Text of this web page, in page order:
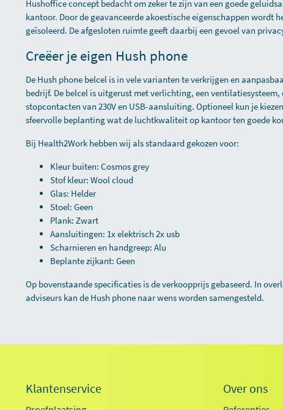
Hushoffice concept bedacht om zeker te zijn van een goede
kantoor. Door de geavanceerde akoestische eigenschappen wordt
geïsoleerd. De afgesloten ruimte geeft daarbij een gevoel van
Creëer je eigen Hush phone
De Hush phone belcel is in vele varianten te verkrijgen en
bedrijf. De belcel is uitgerust met verlichting, een
stopcontacten van 230V en USB-aansluiting. Optioneel kun je
sfeervolle beplanting wat de luchtkwaliteit op kantoor ten goede
Bij Health2Work hebben wij als standaard gekozen voor:
Kleur buiten: Cosmos grey
Stof kleur: Wool cloud
Glas: Helder
Stoel: Geen
Plank: Zwart
Aansluitingen: 1x elektrisch 2x usb
Scharnieren en handgreep: Alu
Beplante zijkant: Geen
Op bovenstaande specificaties is de verkoopprijs gebaseerd. In
adviseurs kan de Hush phone naar wens worden samengesteld.
Klantenservice Over ons